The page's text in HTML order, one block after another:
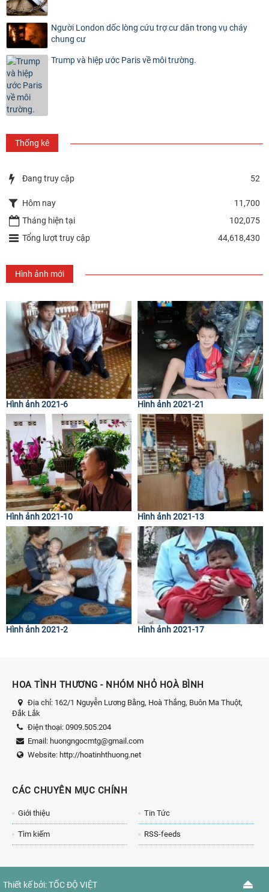
Người London dốc lòng cứu trợ cư dân trong vụ cháy
chung cư
Trump và hiệp ước Paris về môi trường.
Thống kê
Đang truy cập 52
Hôm nay
11,700
Tháng hiện tại
102,075
Tổng lượt truy cập
44,618,430
Hình ảnh mới
Hình ảnh 2021-6 Hình ảnh 2021-21
Hình ảnh 2021-10 Hình ảnh 2021-13
Hình ảnh 2021-2 Hình ảnh 2021-17
HOA TÌNH THƯƠNG - NHÓM NHỎ HOÀ BÌNH
Địa chỉ: 162/1 Nguyễn Lương Bằng, Hoà Thắng, Buôn Ma Thuột,
Đắk Lắk
Điện thoại: 0909.505.204
Email: huongngocmtg@gmail.com
Website: http://hoatinhthuong.net
CÁC CHUYÊN MỤC CHÍNH
Giới thiệu Tin Tức
Tìm kiếm RSS-feeds
Thiết kế bởi:TỐC ĐỘ VIỆT